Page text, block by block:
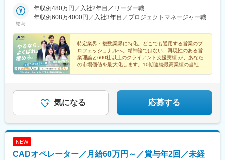
幌大手町ビル5階受動喫煙対策：あり（敷地内禁煙）◯名古屋営業
所愛知県名古屋市東区泉1-15-14 アルピニストビル6階受動喫煙対
阪府大阪市淀川区西中島5-11-9 新大阪中里ビル3階受動喫煙対
策：あり（屋内禁煙 / 喫煙専用室設置あり)◯広島営業所広島県広
島市中区大手町2-8-1 大手町スクエア8階（B）受動喫煙対策：あ
り（敷地内禁煙）◯福岡営業所福岡県福岡市中央区大名1-2-23 ビ
ジネス・ワンけやき通りビル3階受動喫煙対策：あり（屋内禁煙・
駅、末広町駅(東京都)、新大阪駅、栄駅(愛知県)、西鉄福岡駅、狸
小路駅、中電前駅
給与
年収例480万円／入社2年目／リーダー職
年収例608万4000円／入社3年目／プロジェクトマネージャー職
特定業界・複数業界に特化。どこでも通用する営業のプ
ロフェッショナルへ。精神論ではない、再現性のある営
業理論と600社以上のクライアント支援実績 が、あなた
の市場価値を最大化します。10期連続最高業績の当社
気になる 応募する
NEW
CADオペレーター／月給60万円～／賞与年2回／未経